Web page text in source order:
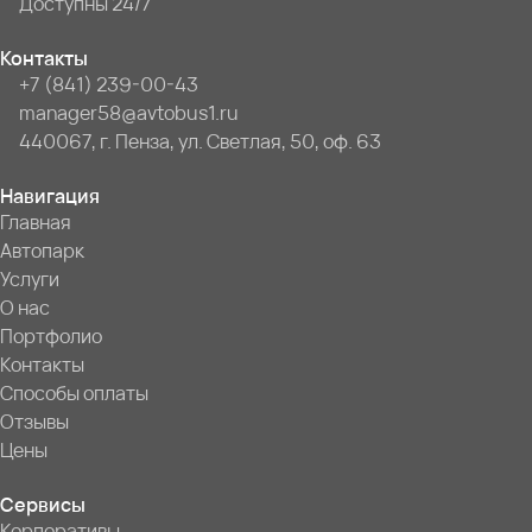
Контакты
+7 (841) 239-00-43
manager58@avtobus1.ru
440067, г. Пенза, ул. Светлая, 50, оф. 63
Навигация
Главная
Автопарк
Услуги
О нас
Портфолио
Контакты
Способы оплаты
Отзывы
Цены
Сервисы